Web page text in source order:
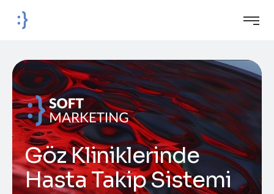
Göz Kliniklerinde
Hasta Takip Sistemi